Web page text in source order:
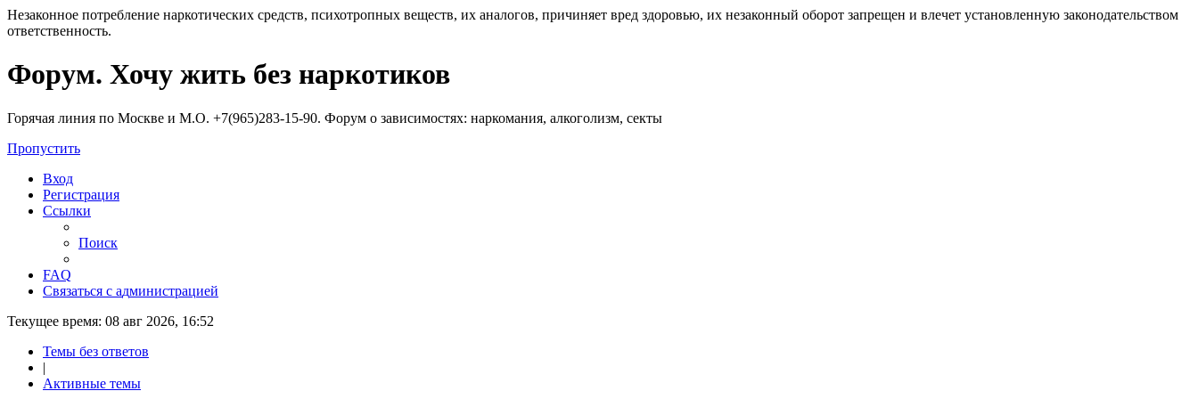
Незаконное потребление наркотических средств, психотропных веществ, их аналогов, причиняет вред здоровью, их незаконный оборот запрещен и влечет установленную законодательством
ответственность.
Регистрация
Форум. Хочу жить без наркотиков
Горячая линия по Москве и М.О. +7(965)283-15-90. Форум о зависимостях: наркомания, алкоголизм, секты
Пропустить
Вход
Регистрация
Ссылки
Поиск
FAQ
Связаться с администрацией
Текущее время: 08 авг 2026, 16:52
Темы без ответов
|
Активные темы